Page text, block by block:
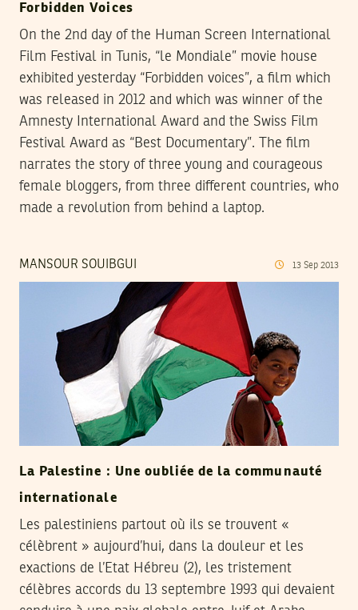
Forbidden Voices
On the 2nd day of the Human Screen International
Film Festival in Tunis, “le Mondiale” movie house
exhibited yesterday “Forbidden voices”, a film which
was released in 2012 and which was winner of the
Amnesty International Award and the Swiss Film
Festival Award as “Best Documentary”. The film
narrates the story of three young and courageous
female bloggers, from three different countries, who
made a revolution from behind a laptop.
MANSOUR SOUIBGUI 13 Sep 2013
La Palestine : Une oubliée de la communauté
internationale
Les palestiniens partout où ils se trouvent «
célèbrent » aujourd’hui, dans la douleur et les
exactions de l’Etat Hébreu (2), les tristement
célèbres accords du 13 septembre 1993 qui devaient